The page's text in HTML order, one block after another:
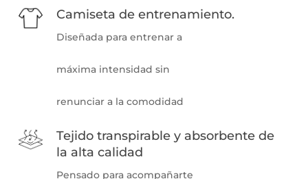
Camiseta de entrenamiento.
Diseñada para entrenar a
máxima intensidad sin
renunciar a la comodidad
Tejido transpirable y absorbente de
la alta calidad
Pensado para acompañarte